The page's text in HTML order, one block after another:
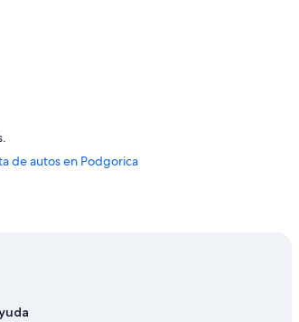
de autos en Podgorica